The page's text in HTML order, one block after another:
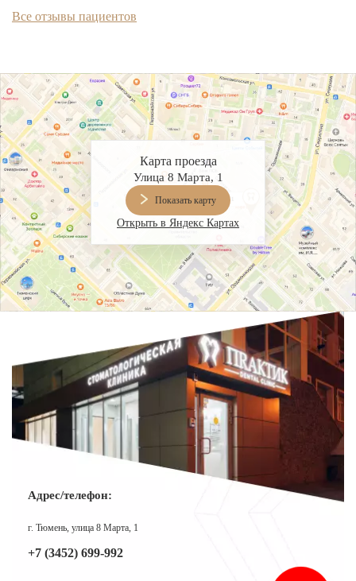
ФОТОГАЛЕРЕЯ
ОФИЦИАЛЬНАЯ ИНФОРМАЦИЯ
ОБОРУДОВАНИЕ
Все отзывы пациентов
Карта проезда
Улица 8 Марта, 1
Показать карту
Открыть в Яндекс Картах
Адрес/телефон:
г. Тюмень, улица 8 Марта, 1
+7 (3452) 699-992